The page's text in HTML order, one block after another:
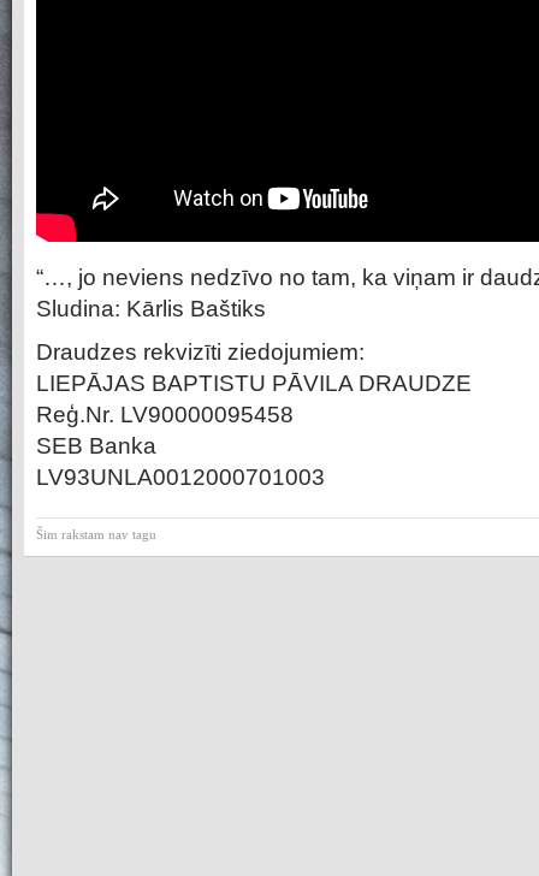
“…, jo neviens nedzīvo no tam, ka viņam ir
Sludina: Kārlis Baštiks
Draudzes rekvizīti ziedojumiem:
LIEPĀJAS BAPTISTU PĀVILA DRAUDZE
Reģ.Nr. LV90000095458
SEB Banka
LV93UNLA0012000701003
Šim rakstam nav tagu